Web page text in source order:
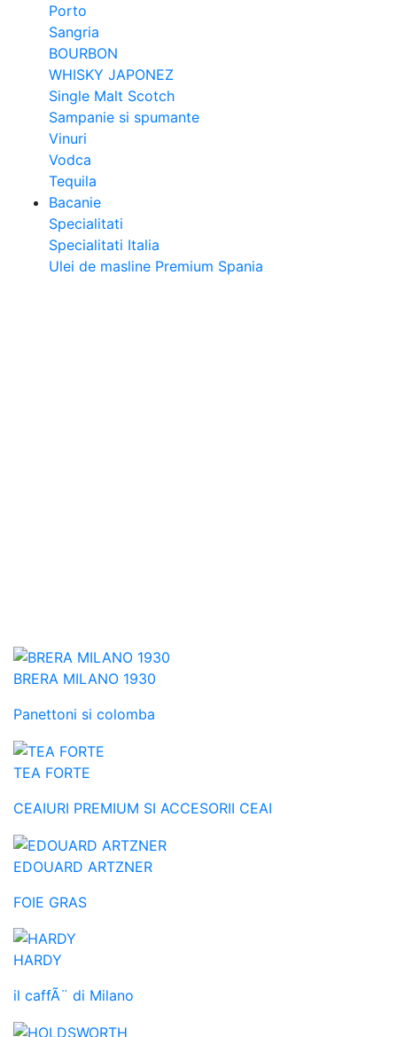
Porto
Sangria
BOURBON
WHISKY JAPONEZ
Single Malt Scotch
Sampanie si spumante
Vinuri
Vodca
Tequila
Bacanie
Specialitati
Specialitati Italia
Ulei de masline Premium Spania
BRERA MILANO 1930
Panettoni si colomba
TEA FORTE
CEAIURI PREMIUM SI ACCESORII CEAI
EDOUARD ARTZNER
FOIE GRAS
HARDY
il caffÃ¨ di Milano